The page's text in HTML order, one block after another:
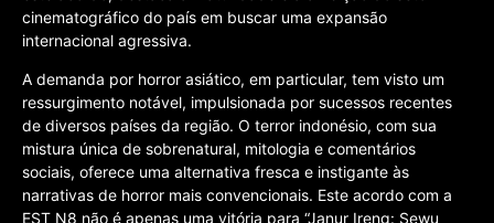
cinematográfico do país em buscar uma expansão
internacional agressiva.
A demanda por horror asiático, em particular, tem visto um
ressurgimento notável, impulsionada por sucessos recentes
de diversos países da região. O terror indonésio, com sua
mistura única de sobrenatural, mitologia e comentários
sociais, oferece uma alternativa fresca e instigante às
narrativas de horror mais convencionais. Este acordo com a
EST N8 não é apenas uma vitória para “Janur Ireng: Sewu